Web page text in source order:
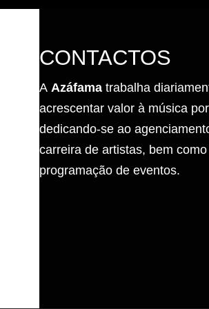
CONTACTOS
A Azáfamatrabalha
acrescentar valor à música
dedicando-se ao
carreira de artistas, bem
programação de eventos.